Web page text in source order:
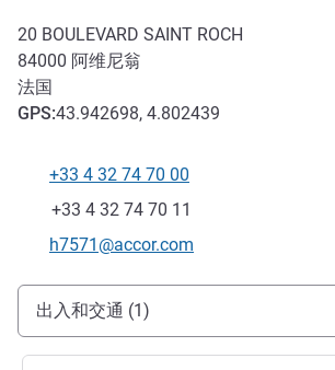
20 BOULEVARD SAINT ROCH
84000 阿维尼翁
法国
GPS:43.942698, 4.802439
电话
+33 4 32 74 70 00
传真
+33 4 32 74 70 11
联系电子邮件
h7571@accor.com
抵达和交通
出入和交通 (1)